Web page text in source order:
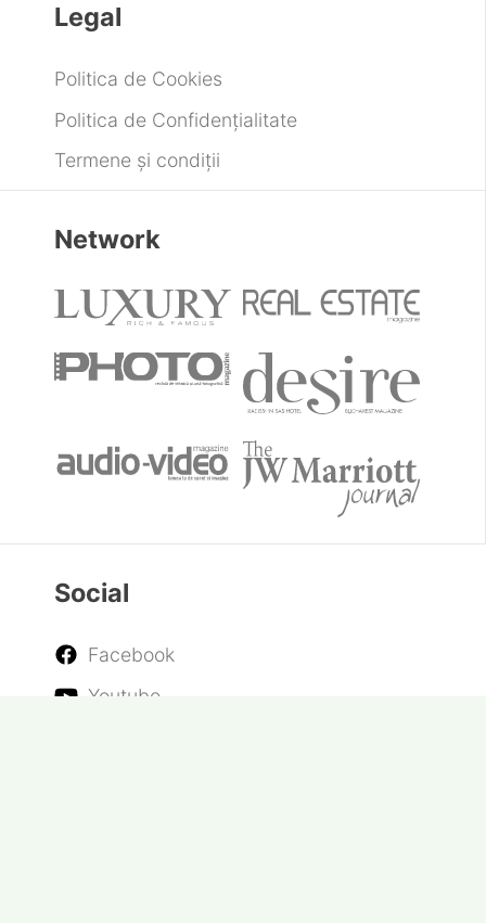
Legal
Politica de Cookies
Politica de Confidențialitate
Termene și condiții
Network
Social
Facebook
Youtube